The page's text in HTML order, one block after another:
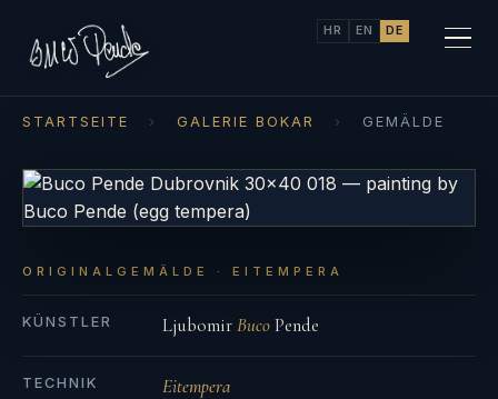
HR EN DE
STARTSEITE › GALERIE BOKAR › GEMÄLDE
ORIGINALGEMÄLDE · EITEMPERA
KÜNSTLER LjubomirBucoPende
TECHNIK Eitempera